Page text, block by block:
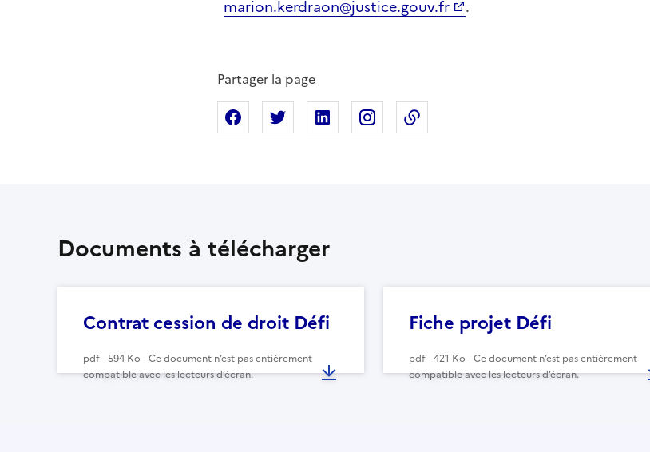
marion.kerdraon@justice.gouv.fr
.
Partager la page
Partager sur Facebook
Partager sur XPartager sur Linkedin
Partager sur Instagram
Documents à télécharger
Contrat cession de droit Défi
pdf - 594 Ko - Ce document n’est pas entièrement
compatible avec les lecteurs d’écran.
Fiche projet Défi
pdf - 421 Ko - Ce document n’est pas entièrement
compatible avec les lecteurs d’écran.